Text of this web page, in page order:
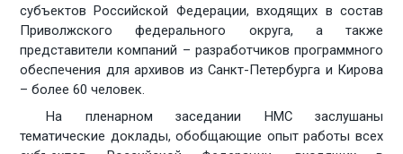
субъектов Российской Федерации, входящих в состав
Приволжского федерального округа,
а также
представители компаний – разработчиков программного
обеспечения для архивов из Санкт-Петербурга и Кирова
– более 60 человек.
На пленарном заседании НМС заслушаны
тематические доклады, обобщающие опыт работы всех